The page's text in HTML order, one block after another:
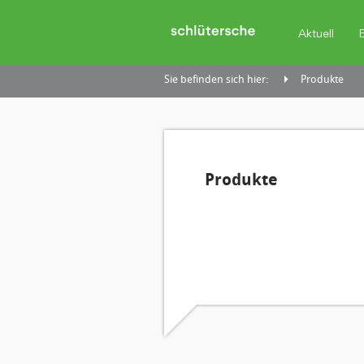
Aktuell
Sie befinden sich hier: Produkte
Produkte